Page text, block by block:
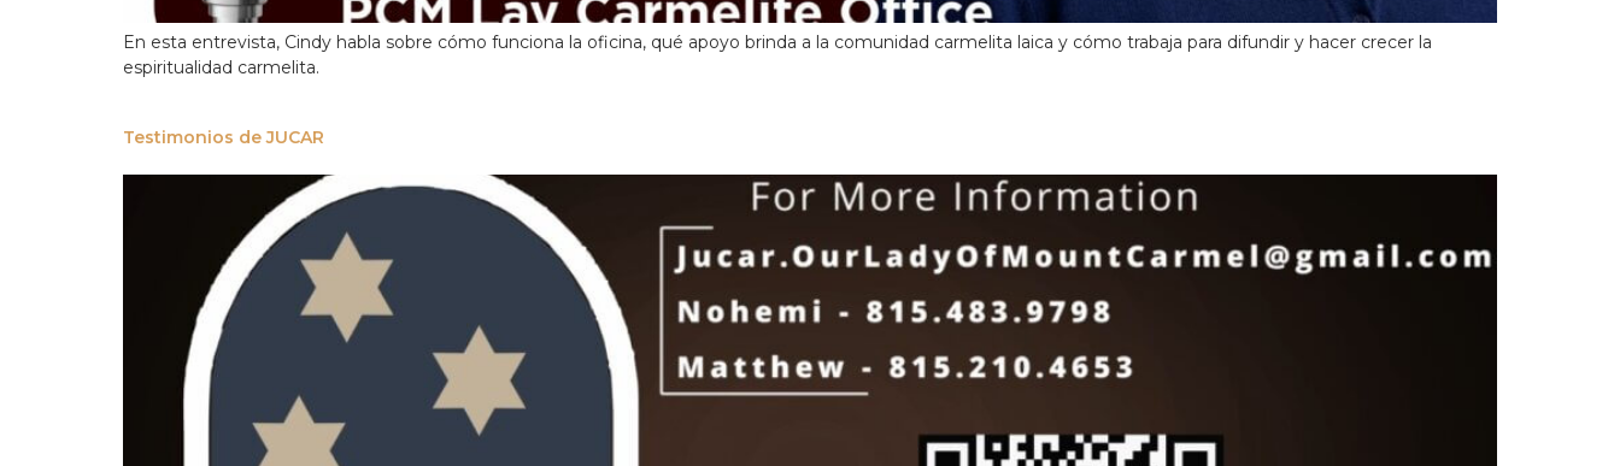
En esta entrevista, Cindy habla sobre cómo funciona la oficina, qué apoyo brinda a la comunidad carmelita laica y cómo trabaja para difundir y hacer crecer la
espiritualidad carmelita.
Testimonios de JUCAR